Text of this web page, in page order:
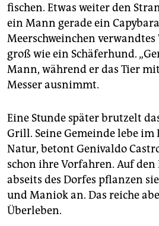
fischen. Etwas weiter den
ein Mann gerade ein
Meerschweinchen verwandtes
groß wie ein Schäferhund.
Mann, während er das Tier
Messer ausnimmt.
Eine Stunde später brutzelt
Grill. Seine Gemeinde lebe
Natur, betont Genivaldo
schon ihre Vorfahren. Auf den
abseits des Dorfes pflanzen
und Maniok an. Das reiche
Überleben.